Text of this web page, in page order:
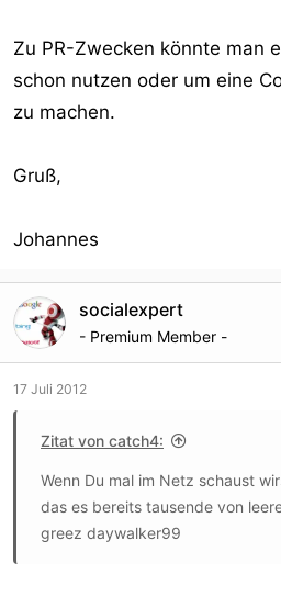
Zu PR-Zwecken könnte man
schon nutzen oder um eine
zu machen.
Gruß,
Johannes
socialexpert
- Premium Member -
17 Juli 2012
Zitat von catch4:
Wenn Du mal im Netz schaust
das es bereits tausende von
greez daywalker99